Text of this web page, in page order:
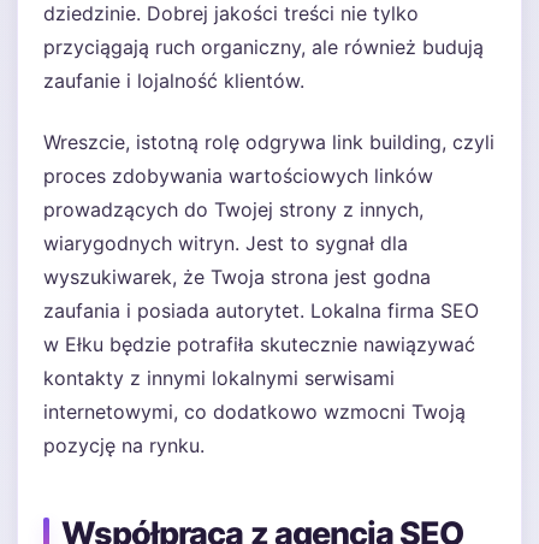
dziedzinie. Dobrej jakości treści nie tylko
przyciągają ruch organiczny, ale również budują
zaufanie i lojalność klientów.
Wreszcie, istotną rolę odgrywa link building, czyli
proces zdobywania wartościowych linków
prowadzących do Twojej strony z innych,
wiarygodnych witryn. Jest to sygnał dla
wyszukiwarek, że Twoja strona jest godna
zaufania i posiada autorytet. Lokalna firma SEO
w Ełku będzie potrafiła skutecznie nawiązywać
kontakty z innymi lokalnymi serwisami
internetowymi, co dodatkowo wzmocni Twoją
pozycję na rynku.
Współpraca z agencją SEO